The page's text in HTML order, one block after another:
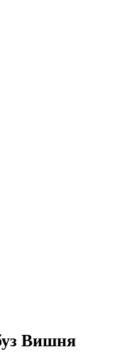
Вишня